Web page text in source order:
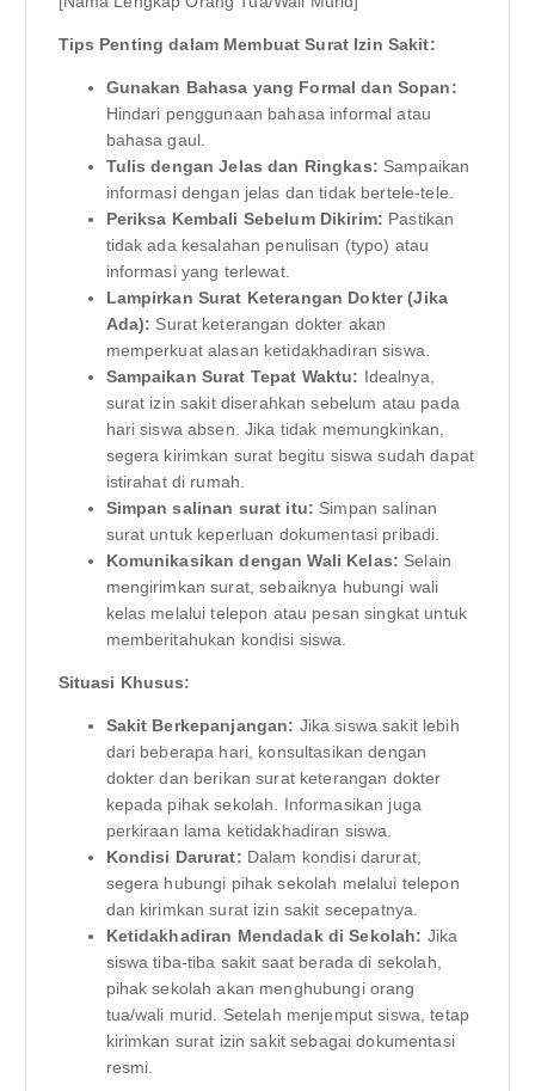
Tips Penting dalam Membuat Surat Izin Sakit:
Gunakan Bahasa yang Formal dan Sopan:
Hindari penggunaan bahasa informal atau
bahasa gaul.
Tulis dengan Jelas dan Ringkas: Sampaikan
informasi dengan jelas dan tidak bertele-tele.
Periksa Kembali Sebelum Dikirim: Pastikan
tidak ada kesalahan penulisan (typo) atau
informasi yang terlewat.
Lampirkan Surat Keterangan Dokter (Jika
Ada): Surat keterangan dokter akan
memperkuat alasan ketidakhadiran siswa.
Sampaikan Surat Tepat Waktu: Idealnya,
surat izin sakit diserahkan sebelum atau pada
hari siswa absen. Jika tidak memungkinkan,
segera kirimkan surat begitu siswa sudah dapat
istirahat di rumah.
Simpan salinan surat itu: Simpan salinan
surat untuk keperluan dokumentasi pribadi.
Komunikasikan dengan Wali Kelas: Selain
mengirimkan surat, sebaiknya hubungi wali
kelas melalui telepon atau pesan singkat untuk
memberitahukan kondisi siswa.
Situasi Khusus:
Sakit Berkepanjangan: Jika siswa sakit lebih
dari beberapa hari, konsultasikan dengan
dokter dan berikan surat keterangan dokter
kepada pihak sekolah. Informasikan juga
perkiraan lama ketidakhadiran siswa.
Kondisi Darurat: Dalam kondisi darurat,
segera hubungi pihak sekolah melalui telepon
dan kirimkan surat izin sakit secepatnya.
Ketidakhadiran Mendadak di Sekolah: Jika
siswa tiba-tiba sakit saat berada di sekolah,
pihak sekolah akan menghubungi orang
tua/wali murid. Setelah menjemput siswa, tetap
kirimkan surat izin sakit sebagai dokumentasi
resmi.